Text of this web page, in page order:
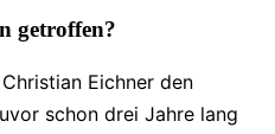
getroffen?
Eichner den
schon drei Jahre lang